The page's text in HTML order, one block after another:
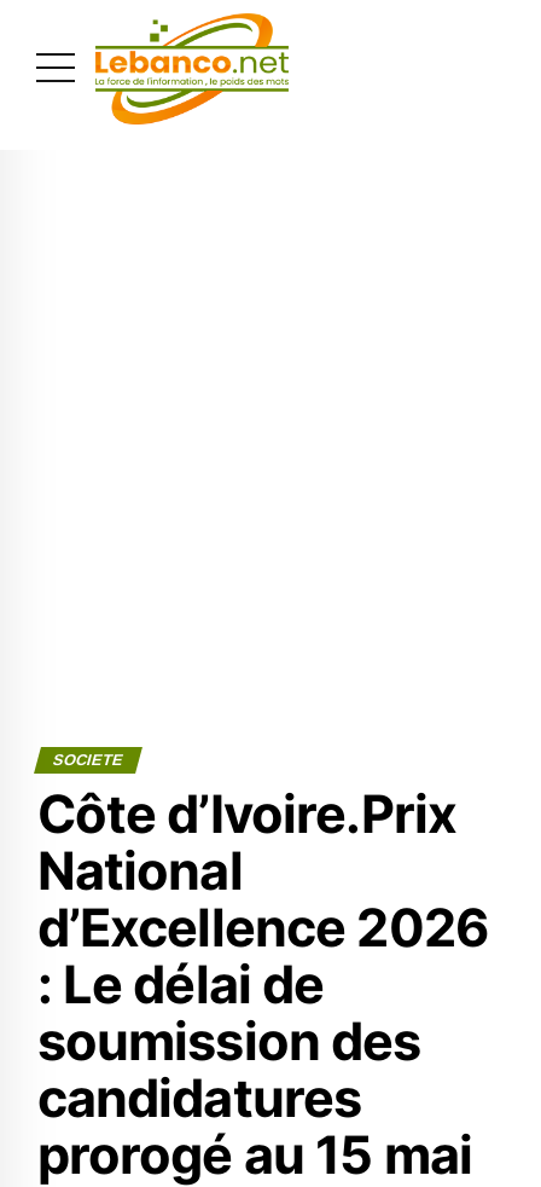
SOCIETE
Côte d’Ivoire.Prix
National
d’Excellence 2026
: Le délai de
soumission des
candidatures
prorogé au 15 mai